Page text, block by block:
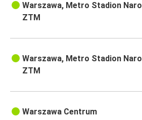
Warszawa, Metro Stadion
ZTM
Warszawa, Metro Stadion
ZTM
Warszawa Centrum